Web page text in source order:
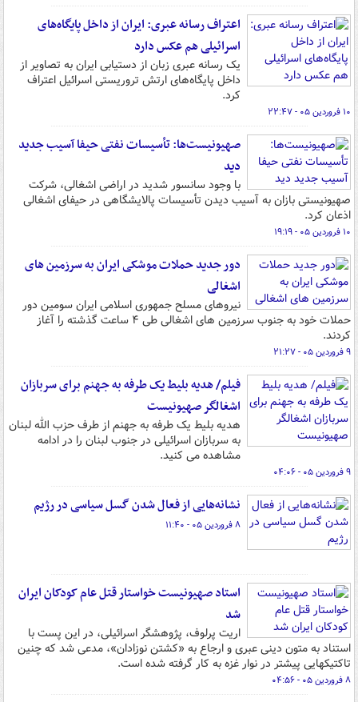
اعتراف رسانه عبری: ایران از داخل پایگاه‌های
اسرائیلی هم عکس دارد
یک رسانه عبری زبان از دستیابی ایران به تصاویر از
داخل پایگاه‌های ارتش تروریستی اسرائیل اعتراف
کرد.
۱۰ فروردین ۰۵ - ۲۲:۴۷
صهیونیست‌ها: تأسیسات نفتی حیفا آسیب جدید
دید
با وجود سانسور شدید در اراضی اشغالی، شرکت
صهیونیستی بازان به آسیب دیدن تأسیسات پالایشگاهی در حیفای اشغالی
اذعان کرد.
۱۰ فروردین ۰۵ - ۱۹:۱۹
دور جدید حملات موشکی ایران به سرزمین های
اشغالی
نیروهای مسلح جمهوری اسلامی ایران سومین دور
حملات خود به جنوب سرزمین های اشغالی طی ۴ ساعت گذشته را آغاز
کردند.
۹ فروردین ۰۵ - ۲۱:۲۷
فیلم/ هدیه بلیط یک طرفه به جهنم برای سربازان
اشغالگر صهیونیست
هدیه بلیط یک طرفه به جهنم از طرف حزب الله لبنان
به سربازان اسرائیلی در جنوب لبنان را در ادامه
مشاهده می کنید.
۹ فروردین ۰۵ - ۰۴:۰۶
نشانه‌هایی از فعال شدن گسل سیاسی در رژیم
۸ فروردین ۰۵ - ۱۱:۴۰
استاد صهیونیست خواستار قتل عام کودکان ایران
شد
اریت پرلوف، پژوهشگر اسرائیلی، در این پست با
استناد به متون دینی عبری و ارجاع به «کشتن نوزادان»، مدعی شد که چنین
تاکتیکهایی پیشتر در نوار غزه به کار گرفته شده است.
۸ فروردین ۰۵ - ۰۴:۵۶